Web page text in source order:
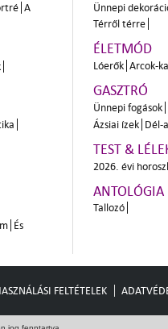
A
És
Ünnepi
Térről térre
ÉLETMÓD
Lóerők Arcok-
GASZTRÓ
Ünnepi fogások
Ázsiai ízek Dél-
TEST &
2026. évi
ANTOLÓGIA
Tallozó
FELTÉTELEK